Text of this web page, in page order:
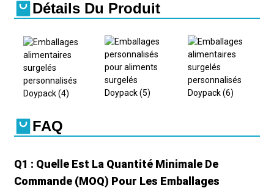
Détails Du Produit
FAQ
Q1 : Quelle Est La Quantité Minimale De
Commande (MOQ) Pour Les Emballages